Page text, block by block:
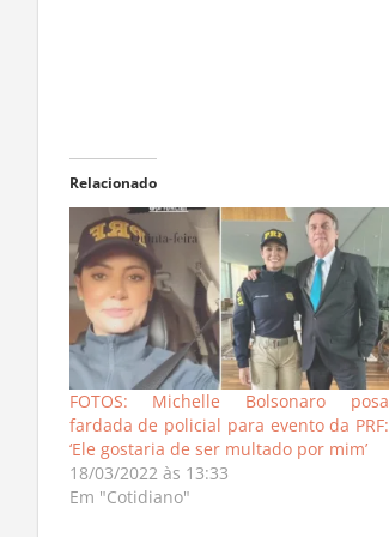
Relacionado
FOTOS: Michelle Bolsonaro posa
fardada de policial para evento da PRF:
‘Ele gostaria de ser multado por mim’
18/03/2022 às 13:33
Em "Cotidiano"